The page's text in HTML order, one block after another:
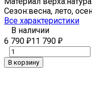
Сезон:весна, лето,
Все характеристики
В наличии
6 790 ₽11 790 ₽
В корзину